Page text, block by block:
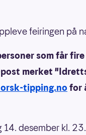
feiringen på
som får
post merket
tipping.no for
14. desember kl.